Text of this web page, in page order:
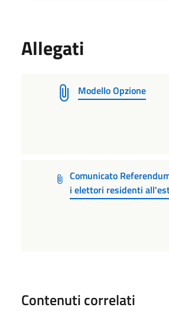
Allegati
Modello Opzione
Comunicato
i elettori residenti
Contenuti correlati